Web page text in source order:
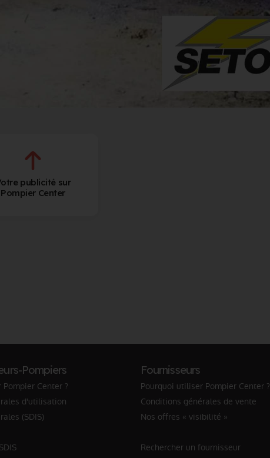
publicité sur
Pompier Center
Pompiers
Center ?
d'utilisation
(SDIS)
Fournisseurs
Pourquoi utiliser Pompier Center ?
Conditions générales de vente
Nos offres « visibilité »
Rechercher un fournisseur